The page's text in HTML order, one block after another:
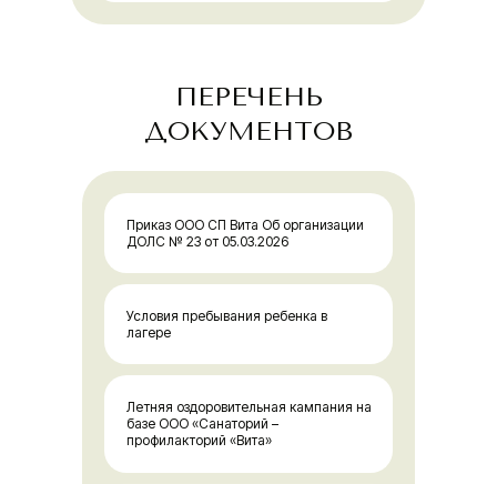
ПЕРЕЧЕНЬ
ДОКУМЕНТОВ
Летняя оздоровительная кампания на
базе ООО «Санаторий –
профилакторий «Вита»
Условия пребывания ребенка в
лагере
Приказ ООО СП Вита Об организации
ДОЛС № 23 от 05.03.2026